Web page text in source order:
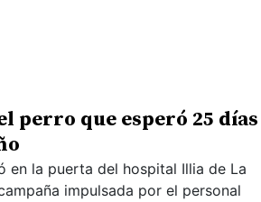
perro que esperó 25 días
en la puerta del hospital Illia de La
impulsada por el personal